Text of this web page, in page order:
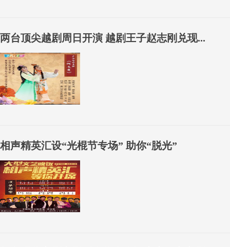
两台顶尖越剧周日开演 越剧王子赵志刚兑现...
相声精英汇设“光棍节专场” 助你“脱光”